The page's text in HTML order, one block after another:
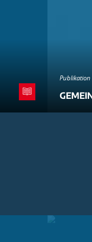
Publikation